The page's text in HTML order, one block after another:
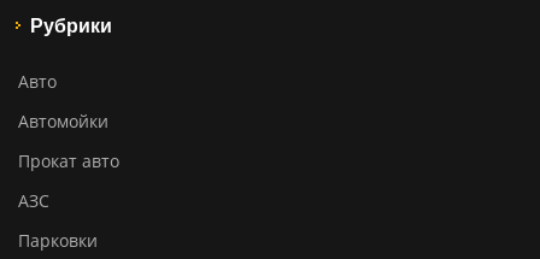
Рубрики
Авто
Автомойки
Прокат авто
АЗС
Парковки